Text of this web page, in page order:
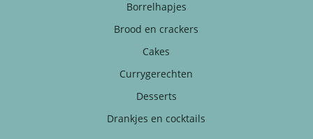
Borrelhapjes
Brood en crackers
Cakes
Currygerechten
Desserts
Drankjes en cocktails